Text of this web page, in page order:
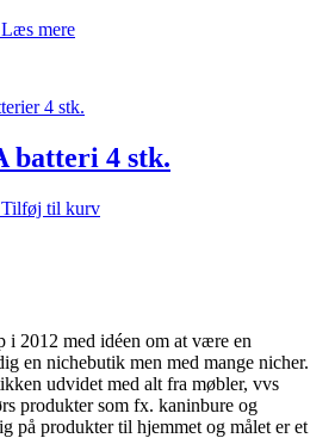
Den
kr..
Læs mere
batteri 4 stk.
Den
Tilføj til kurv
i 2012 med idéen om at være en
en nichebutik men med mange nicher.
udvidet med alt fra møbler, vvs
produkter som fx. kaninbure og
på produkter til hjemmet og målet er et